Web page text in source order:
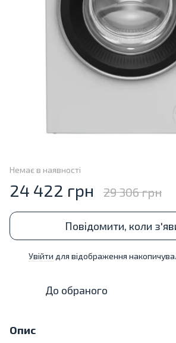
Немає в наявності
24 422 грн 29 306 грн
Повідомити, коли
Увійти для відображення
До обраного
Опис